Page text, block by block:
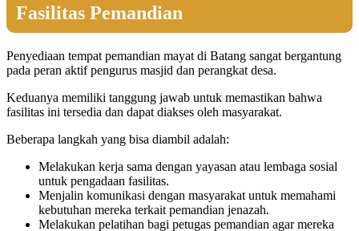
Fasilitas Pemandian
Penyediaan tempat pemandian mayat di Batang sangat bergantung
pada peran aktif pengurus masjid dan perangkat desa.
Keduanya memiliki tanggung jawab untuk memastikan bahwa
fasilitas ini tersedia dan dapat diakses oleh masyarakat.
Beberapa langkah yang bisa diambil adalah:
Melakukan kerja sama dengan yayasan atau lembaga sosial
untuk pengadaan fasilitas.
Menjalin komunikasi dengan masyarakat untuk memahami
kebutuhan mereka terkait pemandian jenazah.
Melakukan pelatihan bagi petugas pemandian agar mereka